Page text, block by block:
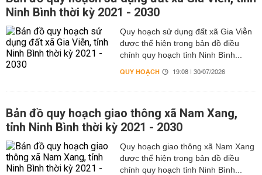
Ninh Bình thời kỳ 2021 - 2030
Quy hoạch sử dụng đất xã Gia Viễn
được thể hiện trong bản đồ điều
chỉnh quy hoạch tỉnh Ninh Bình...
QUY HOẠCH 19:08 | 30/07/2026
Bản đồ quy hoạch giao thông xã Nam Xang,
tỉnh Ninh Bình thời kỳ 2021 - 2030
Quy hoạch giao thông xã Nam Xang
được thể hiện trong bản đồ điều
chỉnh quy hoạch tỉnh Ninh Bình...